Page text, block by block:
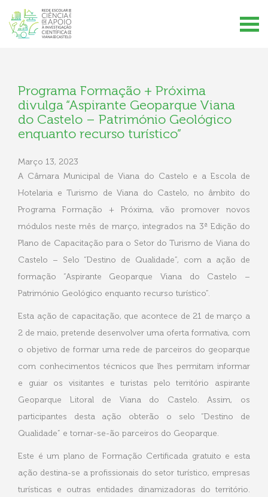
Programa Formação + Próxima
divulga “Aspirante Geoparque Viana
do Castelo – Património Geológico
enquanto recurso turístico”
Março 13, 2023
A Câmara Municipal de Viana do Castelo e a Escola de
Hotelaria e Turismo de Viana do Castelo, no âmbito do
Programa Formação + Próxima, vão promover novos
módulos neste mês de março, integrados na 3ª Edição do
Plano de Capacitação para o Setor do Turismo de Viana do
Castelo – Selo “Destino de Qualidade”, com a ação de
formação “Aspirante Geoparque Viana do Castelo –
Património Geológico enquanto recurso turístico”.
Esta ação de capacitação, que acontece de 21 de março a
2 de maio, pretende desenvolver uma oferta formativa, com
o objetivo de formar uma rede de parceiros do geoparque
com conhecimentos técnicos que lhes permitam informar
e guiar os visitantes e turistas pelo território aspirante
Geoparque Litoral de Viana do Castelo. Assim, os
participantes desta ação obterão o selo “Destino de
Qualidade” e tornar-se-ão parceiros do Geoparque.
Este é um plano de Formação Certificada gratuito e esta
ação destina-se a profissionais do setor turístico, empresas
turísticas e outras entidades dinamizadoras do território.